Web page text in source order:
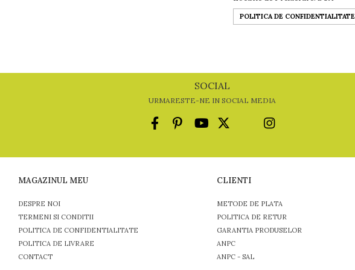
POLITICA DE CONFIDENTIALITATE
SOCIAL
URMARESTE-NE IN SOCIAL MEDIA
MAGAZINUL MEU
DESPRE NOI
TERMENI SI CONDITII
POLITICA DE CONFIDENTIALITATE
POLITICA DE LIVRARE
CONTACT
CLIENTI
METODE DE PLATA
POLITICA DE RETUR
GARANTIA PRODUSELOR
ANPC
ANPC - SAL